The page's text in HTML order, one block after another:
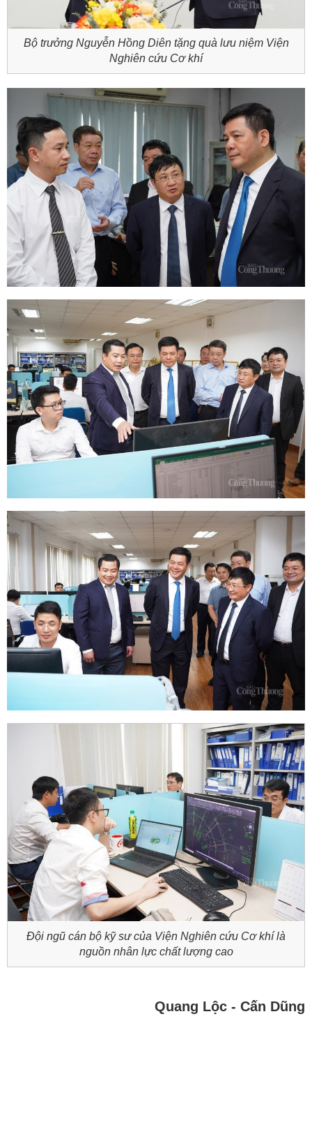
Bộ trưởng Nguyễn Hồng Diên tặng quà lưu niệm Viện
Nghiên cứu Cơ khí
Đội ngũ cán bộ kỹ sư của Viện Nghiên cứu Cơ khí là
nguồn nhân lực chất lượng cao
Quang Lộc - Cấn Dũng